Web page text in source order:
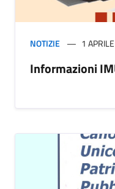
NOTIZIE 1
Informazioni